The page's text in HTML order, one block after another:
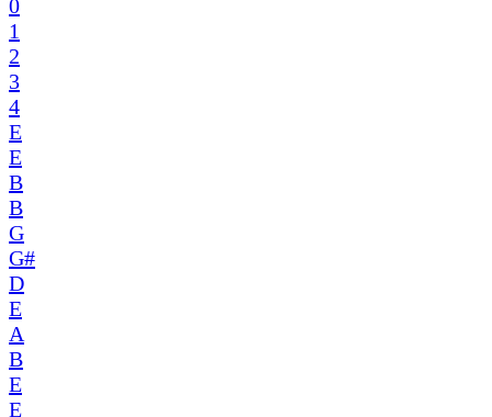
0
1
2
3
4
E
E
B
B
G
G#
D
E
A
B
E
E